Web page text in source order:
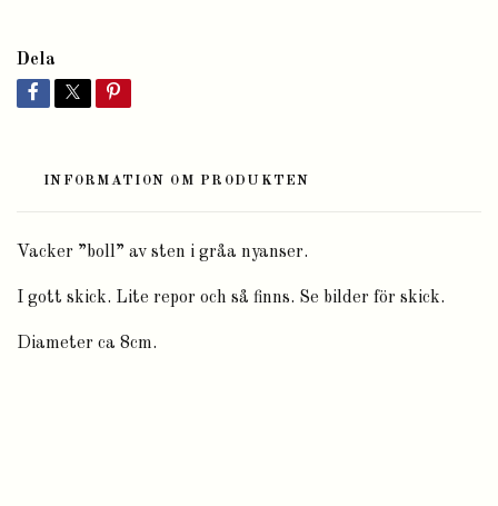
Dela
INFORMATION OM PRODUKTEN
Vacker ”boll” av sten i gråa nyanser.
I gott skick. Lite repor och så finns. Se bilder för skick.
Diameter ca 8cm.